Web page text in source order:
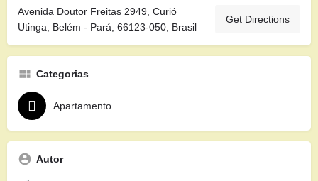
Avenida Doutor Freitas 2949, Curió
Utinga, Belém - Pará, 66123-050, Brasil
Get Directions
Categorias
Apartamento
Autor